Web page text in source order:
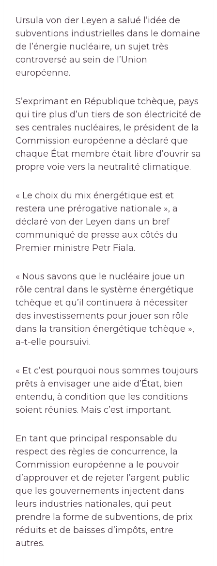
Ursula von der Leyen a salué l’idée de
subventions industrielles dans le domaine
de l’énergie nucléaire, un sujet très
controversé au sein de l’Union
européenne.
S’exprimant en République tchèque, pays
qui tire plus d’un tiers de son électricité de
ses centrales nucléaires, le président de la
Commission européenne a déclaré que
chaque État membre était libre d’ouvrir sa
propre voie vers la neutralité climatique.
« Le choix du mix énergétique est et
restera une prérogative nationale », a
déclaré von der Leyen dans un bref
communiqué de presse aux côtés du
Premier ministre Petr Fiala.
« Nous savons que le nucléaire joue un
rôle central dans le système énergétique
tchèque et qu’il continuera à nécessiter
des investissements pour jouer son rôle
dans la transition énergétique tchèque »,
a-t-elle poursuivi.
« Et c’est pourquoi nous sommes toujours
prêts à envisager une aide d’État, bien
entendu, à condition que les conditions
soient réunies. Mais c’est important.
En tant que principal responsable du
respect des règles de concurrence, la
Commission européenne a le pouvoir
d’approuver et de rejeter l’argent public
que les gouvernements injectent dans
leurs industries nationales, qui peut
prendre la forme de subventions, de prix
réduits et de baisses d’impôts, entre
autres.